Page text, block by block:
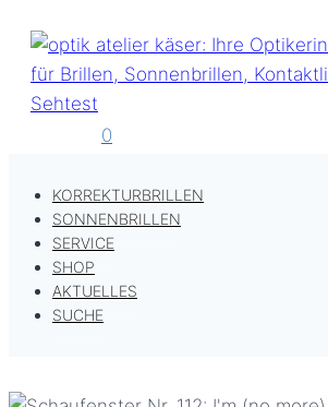
Inhalt
springen
0
KORREKTURBRILLEN
SONNENBRILLEN
SERVICE
SHOP
AKTUELLES
SUCHE